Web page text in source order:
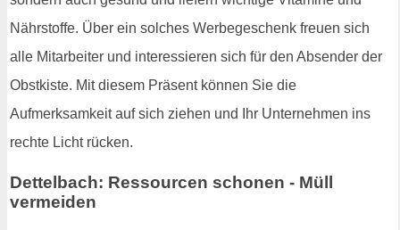
Nährstoffe. Über ein solches Werbegeschenk freuen sich
alle Mitarbeiter und interessieren sich für den Absender der
Obstkiste. Mit diesem Präsent können Sie die
Aufmerksamkeit auf sich ziehen und Ihr Unternehmen ins
rechte Licht rücken.
Dettelbach: Ressourcen schonen - Müll
vermeiden